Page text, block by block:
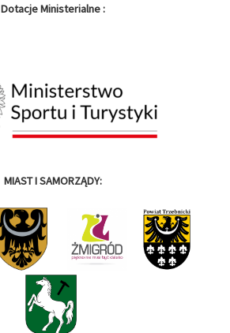
Dotacje Ministerialne :
MIAST I SAMORZĄDY: